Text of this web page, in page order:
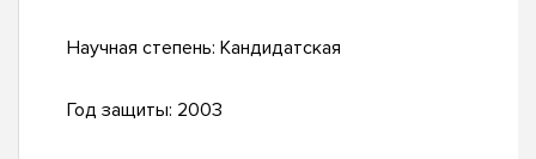
Научная степень: Кандидатская
Год защиты: 2003